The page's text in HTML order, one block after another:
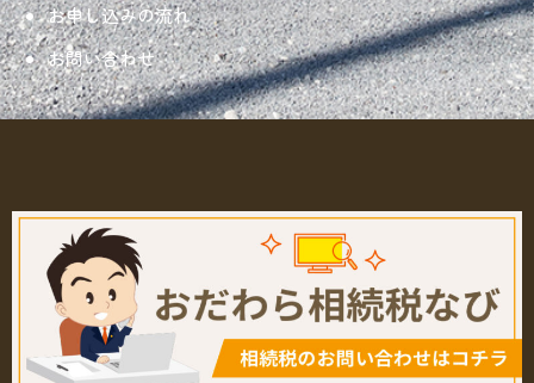
お申し込みの流れ
お問い合わせ